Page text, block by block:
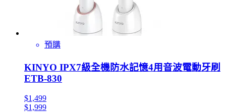
預購
KINYO IPX7級全機防水記憶4用音波電動牙刷
ETB-830
$1,499
$1,999